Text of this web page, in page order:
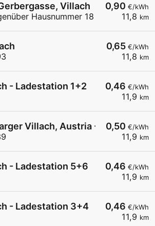
0,90 €/kWh
11,8 km
Villach
Hausnummer 18
0,65 €/kWh
11,8 km
0,46 €/kWh
11,9 km
- Ladestation 1+2
0,50 €/kWh
11,9 km
Villach, Austria - West
0,46 €/kWh
11,9 km
- Ladestation 5+6
0,46 €/kWh
11,9 km
- Ladestation 3+4